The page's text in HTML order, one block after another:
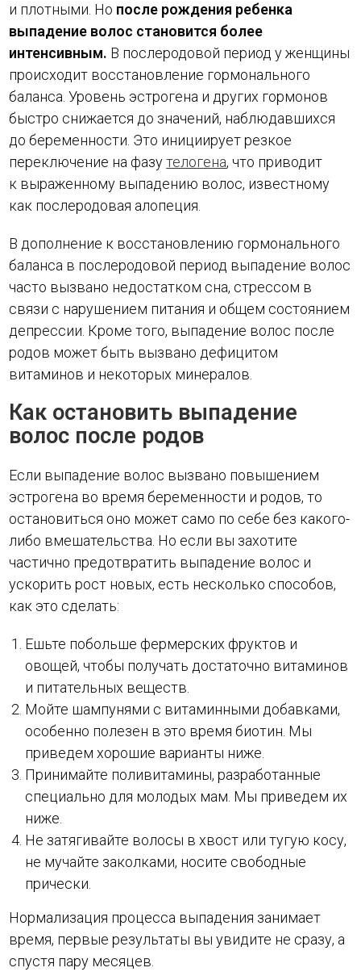
и плотными. Но после рождения ребенка
выпадение волос становится более
интенсивным. В послеродовой период у женщины
происходит восстановление гормонального
баланса. Уровень эстрогена и других гормонов
быстро снижается до значений, наблюдавшихся
до беременности. Это инициирует резкое
переключение на фазутелогена, что приводит
к выраженному выпадению волос, известному
как послеродовая алопеция.
В дополнение к восстановлению гормонального
баланса в послеродовой период выпадение волос
часто вызвано недостатком сна, стрессом в
связи с нарушением питания и общем состоянием
депрессии. Кроме того, выпадение волос после
родов может быть вызвано дефицитом
витаминов и некоторых минералов.
Как остановить выпадение
волос после родов
Если выпадение волос вызвано повышением
эстрогена во время беременности и родов, то
остановиться оно может само по себе без какого-
либо вмешательства. Но если вы захотите
частично предотвратить выпадение волос и
ускорить рост новых, есть несколько способов,
как это сделать:
Ешьте побольше фермерских фруктов и
овощей, чтобы получать достаточно витаминов
и питательных веществ.
Мойте шампунями с витаминными добавками,
особенно полезен в это время биотин. Мы
приведем хорошие варианты ниже.
Принимайте поливитамины, разработанные
специально для молодых мам. Мы приведем их
ниже.
Не затягивайте волосы в хвост или тугую косу,
не мучайте заколками, носите свободные
прически.
Нормализация процесса выпадения занимает
время, первые результаты вы увидите не сразу, а
спустя пару месяцев.